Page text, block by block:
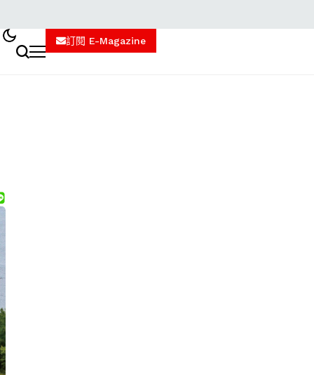
訂閱 E-Magazine